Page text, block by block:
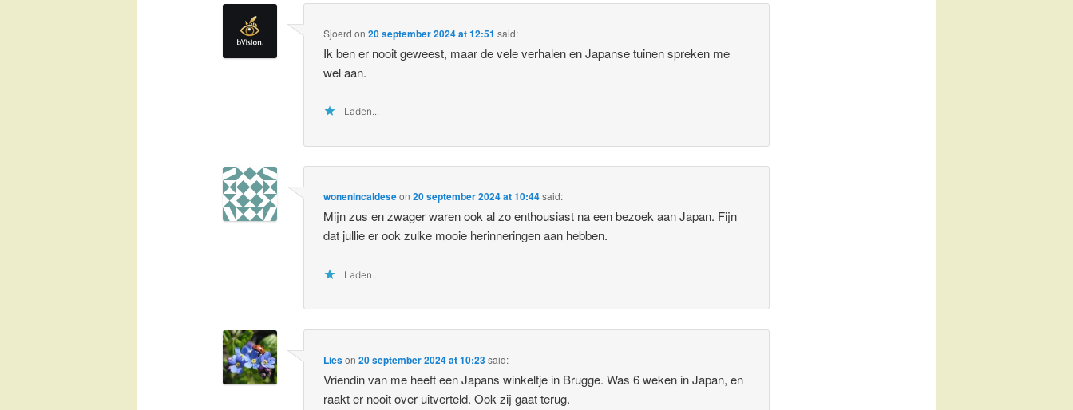
Sjoerd on20 september 2024 at 12:51 said:
Ik ben er nooit geweest, maar de vele verhalen en Japanse tuinen spreken me
wel aan.
Laden...
wonenincaldeseon20 september 2024 at 10:44said:
Mijn zus en zwager waren ook al zo enthousiast na een bezoek aan Japan. Fijn
dat jullie er ook zulke mooie herinneringen aan hebben.
Laden...
Lieson20 september 2024 at 10:23said:
Vriendin van me heeft een Japans winkeltje in Brugge. Was 6 weken in Japan, en
raakt er nooit over uitverteld. Ook zij gaat terug.